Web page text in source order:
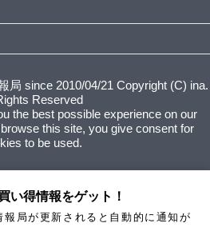
局 since 2010/04/21 Copyright (C) ina.
Reserved
the best possible experience on our
this site, you give consent for
to be used.
い得情報をゲット！
報局が更新されると自動的に通知が